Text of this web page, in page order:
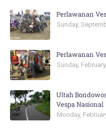
Perlawanan
Sunday,
Perlawanan
Sunday,
Ultah
Vespa Nasional
Monday,